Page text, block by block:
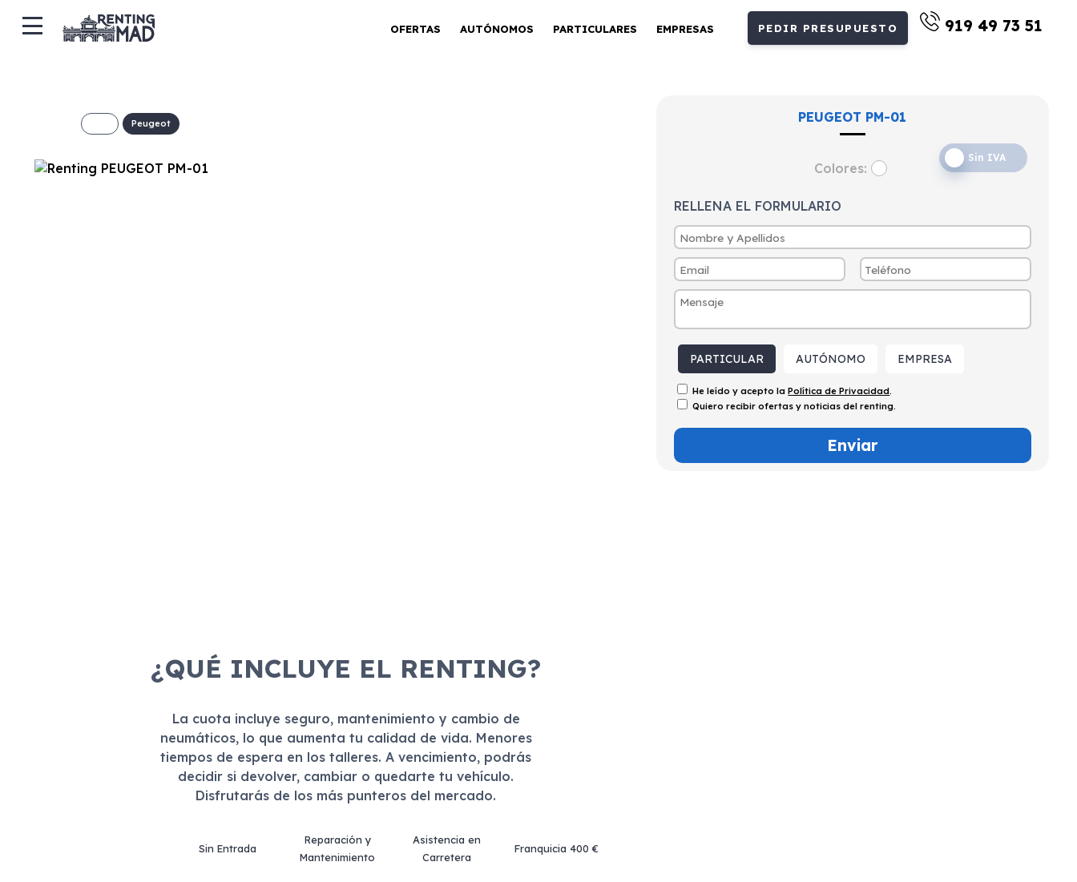
OFERTAS AUTÓNOMOS PARTICULARES EMPRESAS PEDIR PRESUPUESTO 919 49 73 51
Peugeot
PEUGEOT PM-01
Consumo
2,4l/100km
¿QUÉ INCLUYE EL RENTING?
La cuota incluye seguro, mantenimiento y cambio de
neumáticos, lo que aumenta tu calidad de vida. Menores
tiempos de espera en los talleres. A vencimiento, podrás
decidir si devolver, cambiar o quedarte tu vehículo.
Disfrutarás de los más punteros del mercado.
Sin Entrada
Reparación y
Mantenimiento
Asistencia en
Carretera
Franquicia 400 €
PEUGEOT PM-01
Sin IVA
Colores:
RELLENA EL FORMULARIO
PARTICULAR AUTÓNOMO EMPRESA
He leído y acepto laPolítica de Privacidad.
Quiero recibir ofertas y noticias del renting.